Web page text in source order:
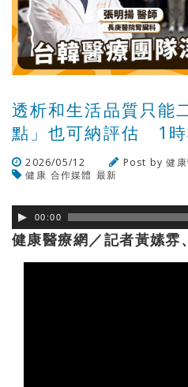
透析和生活品質只能
點」也可納評估 1時
2026/05/12 Post by健
健康 合作媒體 最新
00:00
健康醫療網／記者黃嫊雰